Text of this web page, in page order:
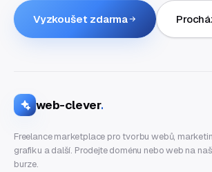
Vyzkoušet zdarma
web-clever.
Freelance marketplace pro tvorbu webů,
grafiku a další. Prodejte doménu nebo web na
burze.